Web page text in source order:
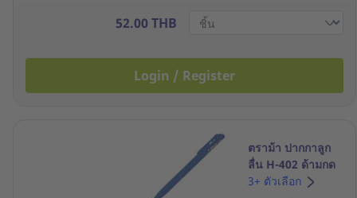
52.00 THB
Login / Register
ตราม้า ปากกาลูก
ลื่น H-402 ด้ามกด
0.7มม. น้ำเงิน
3+ ตัวเลือก